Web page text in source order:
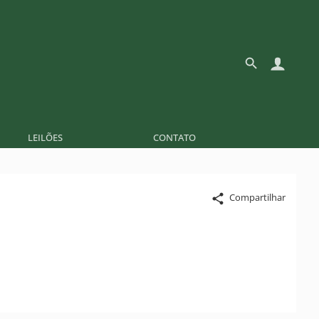
LEILÕES CONTATO
Compartilhar